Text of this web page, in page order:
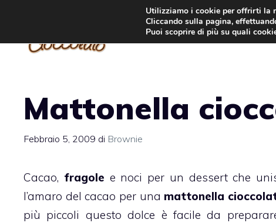
contenuto
Mattonella
Febbraio 5, 2009 di Brownie
Cacao, fragole e noci per un dessertche
l’amaro del cacao per una mattonella
più piccoli questo dolce è facile da
Utilizziamo i cookie per offrirti la
Cliccando sulla pagina,
Puoi scoprire di più su quali